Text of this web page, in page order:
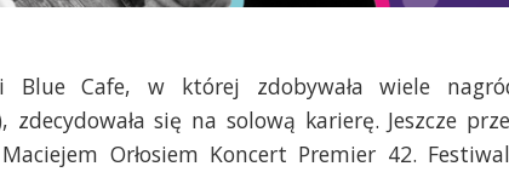
i Blue Cafe, w której zdobywała wiele
się na solową karierę. Jeszcze
Orłosiem Koncert Premier 42.